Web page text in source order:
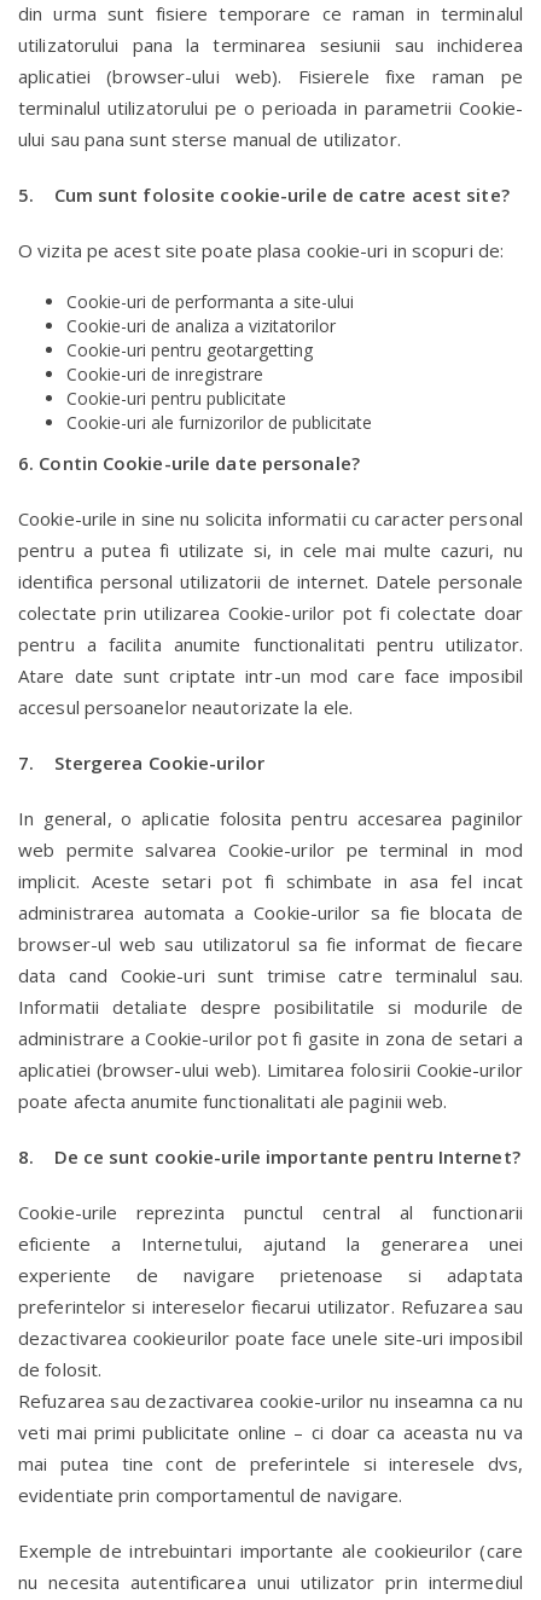
din urma sunt fisiere temporare ce raman in terminalul
utilizatorului pana la terminarea sesiunii sau inchiderea
aplicatiei (browser-ului web). Fisierele fixe raman pe
terminalul utilizatorului pe o perioada in parametrii Cookie-
ului sau pana sunt sterse manual de utilizator.
5. Cum sunt folosite cookie-urile de catre acest site?
O vizita pe acest site poate plasa cookie-uri in scopuri de:
Cookie-uri de performanta a site-ului
Cookie-uri de analiza a vizitatorilor
Cookie-uri pentru geotargetting
Cookie-uri de inregistrare
Cookie-uri pentru publicitate
Cookie-uri ale furnizorilor de publicitate
6. Contin Cookie-urile date personale?
Cookie-urile in sine nu solicita informatii cu caracter personal
pentru a putea fi utilizate si, in cele mai multe cazuri, nu
identifica personal utilizatorii de internet. Datele personale
colectate prin utilizarea Cookie-urilor pot fi colectate doar
pentru a facilita anumite functionalitati pentru utilizator.
Atare date sunt criptate intr-un mod care face imposibil
accesul persoanelor neautorizate la ele.
7. Stergerea Cookie-urilor
In general, o aplicatie folosita pentru accesarea paginilor
web permite salvarea Cookie-urilor pe terminal in mod
implicit. Aceste setari pot fi schimbate in asa fel incat
administrarea automata a Cookie-urilor sa fie blocata de
browser-ul web sau utilizatorul sa fie informat de fiecare
data cand Cookie-uri sunt trimise catre terminalul sau.
Informatii detaliate despre posibilitatile si modurile de
administrare a Cookie-urilor pot fi gasite in zona de setari a
aplicatiei (browser-ului web). Limitarea folosirii Cookie-urilor
poate afecta anumite functionalitati ale paginii web.
8. De ce sunt cookie-urile importante pentru Internet?
Cookie-urile reprezinta punctul central al functionarii
eficiente a Internetului, ajutand la generarea unei
experiente de navigare prietenoase si adaptata
preferintelor si intereselor fiecarui utilizator. Refuzarea sau
dezactivarea cookieurilor poate face unele site-uri imposibil
de folosit.
Refuzarea sau dezactivarea cookie-urilor nu inseamna ca nu
veti mai primi publicitate online – ci doar ca aceasta nu va
mai putea tine cont de preferintele si interesele dvs,
evidentiate prin comportamentul de navigare.
Exemple de intrebuintari importante ale cookieurilor (care
nu necesita autentificarea unui utilizator prin intermediul